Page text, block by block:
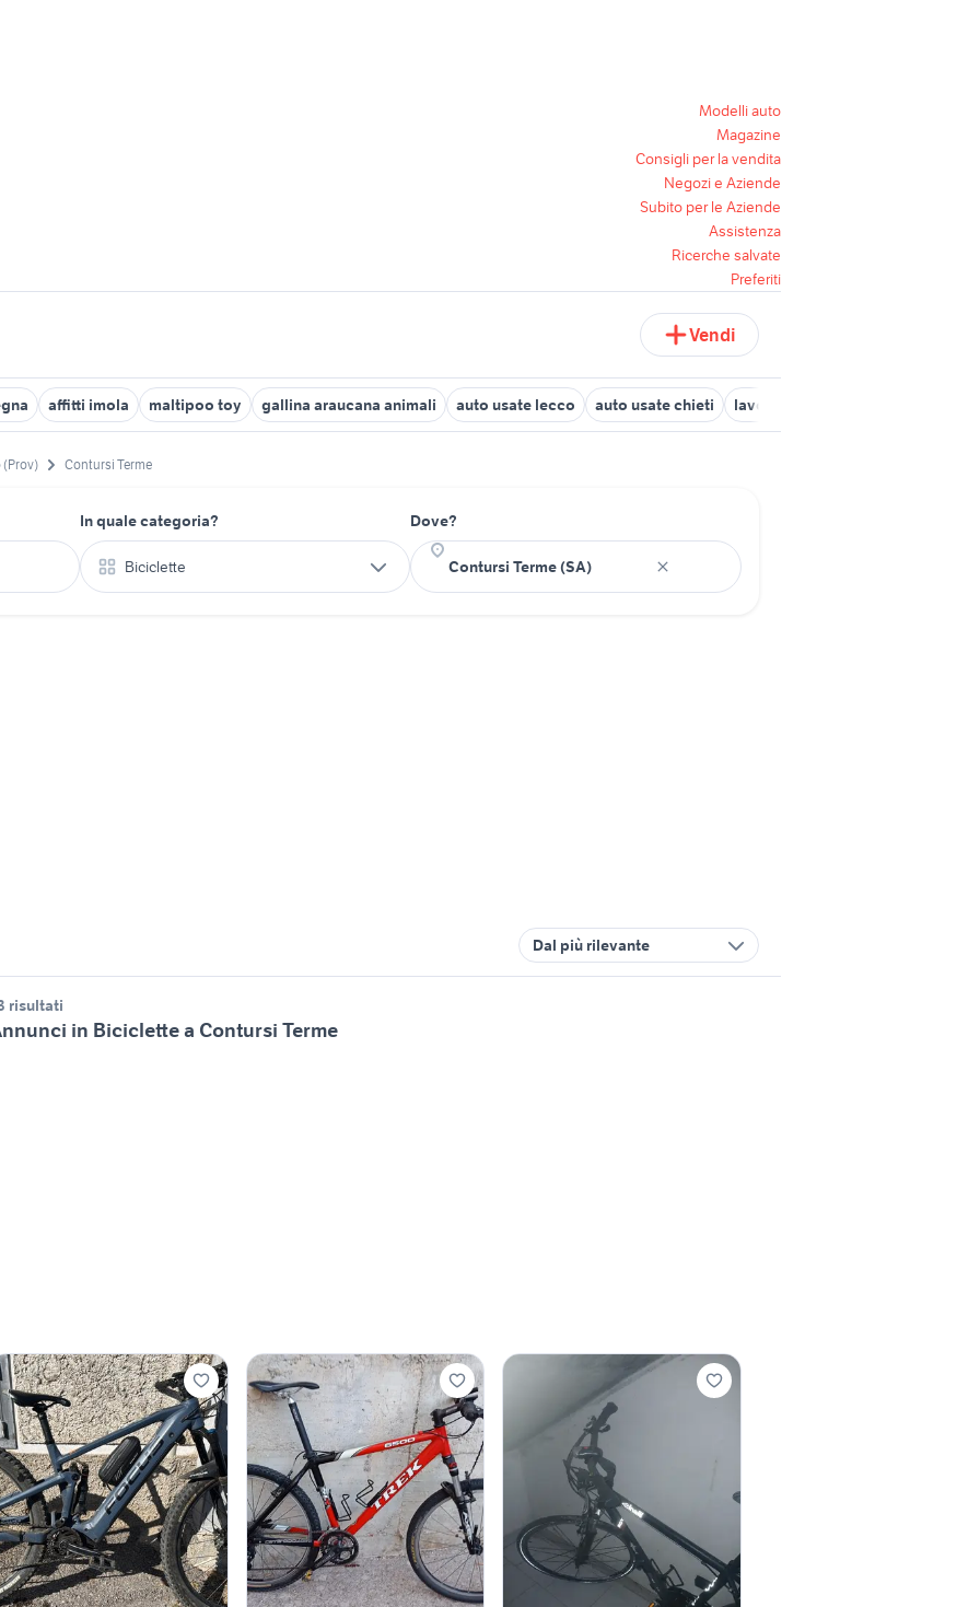
Modelli auto
Magazine
Consigli per la vendita
Negozi e Aziende
Subito per le Aziende
Assistenza
Ricerche salvate
Preferiti
Vendi
affitti imola maltipoo toy gallina araucana animali auto usate lecco auto usate chieti lavoro gioia tauro
(Prov) Contursi Terme
In quale categoria?
Biciclette
Dove?
Dal più rilevante
risultati
in Biciclette a Contursi Terme